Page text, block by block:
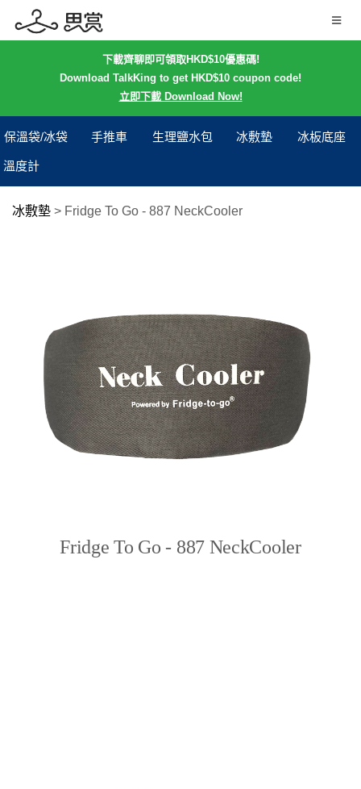
下載齊聊即可領取HKD$10優惠碼!
Download TalkKing to get HKD$10 coupon code!
立即下載 Download Now!
保溫袋/冰袋 手推車 生理鹽水包 冰敷墊 冰板底座
溫度計
冰敷墊 > Fridge To Go - 887 NeckCooler
Fridge To Go - 887 NeckCooler